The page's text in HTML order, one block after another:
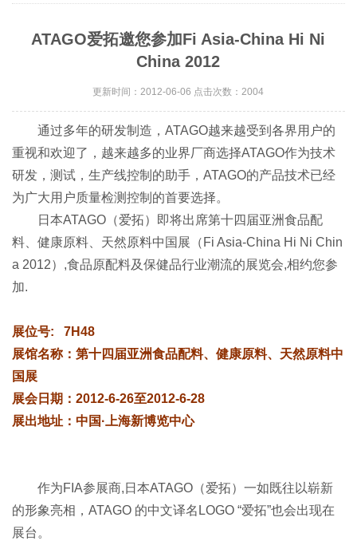
ATAGO爱拓邀您参加Fi Asia-China Hi Ni
China 2012
更新时间：2012-06-06 点击次数：2004
通过多年的研发制造，ATAGO越来越受到各界用户的
重视和欢迎了，越来越多的业界厂商选择ATAGO作为技术
研发，测试，生产线控制的助手，ATAGO的产品技术已经
为广大用户质量检测控制的首要选择。
日本ATAGO（爱拓）即将出席第十四届亚洲食品配
料、健康原料、天然原料中国展（Fi Asia-China Hi Ni Chin
a 2012）,食品原配料及保健品行业潮流的展览会,相约您参
加.
展位号: 7H48
展馆名称：第十四届亚洲食品配料、健康原料、天然原料中
国展
展会日期：2012-6-26至2012-6-28
展出地址：中国·上海新博览中心
作为FIA参展商,日本ATAGO（爱拓）一如既往以崭新
的形象亮相，ATAGO 的中文译名LOGO “爱拓”也会出现在
展台。